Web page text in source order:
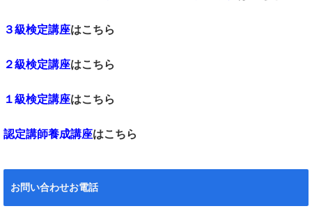
３級検定講座はこちら
２級検定講座はこちら
１級検定講座はこちら
認定講師養成講座はこちら
お問い合わせお電話